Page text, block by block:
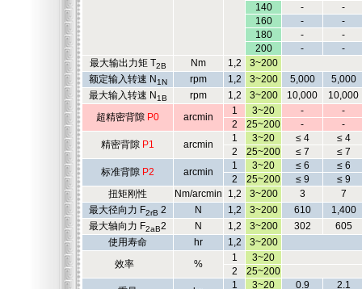
140
-
-
160
-
-
180
-
-
200
-
-
最大输出力矩 T2B Nm 1,2
3~200
额定输入转速 N1N rpm 1,2 3~200 5,000
5,000
最大输入转速 N1B rpm 1,2 3~200 10,000
10,000
超精密背隙 P0 arcmin
1 3~20 -
-
2
25~200 -
-
精密背隙 P1 arcmin
1 3~20 ≤ 4
≤ 4
2
25~200 ≤ 7
≤ 7
标准背隙 P2 arcmin
1 3~20 ≤ 6
≤ 6
2
25~200 ≤ 9
≤ 9
扭矩刚性
Nm/arcmin 1,2 3~200 3
7
最大径向力 F2rB 2 N 1,2 3~200 610
1,400
最大轴向力 F2aB2 N 1,2 3~200 302
605
使用寿命
hr 1,2
3~200
效率
%
1
3~20
2
25~200
1 3~20 0.9
2.1